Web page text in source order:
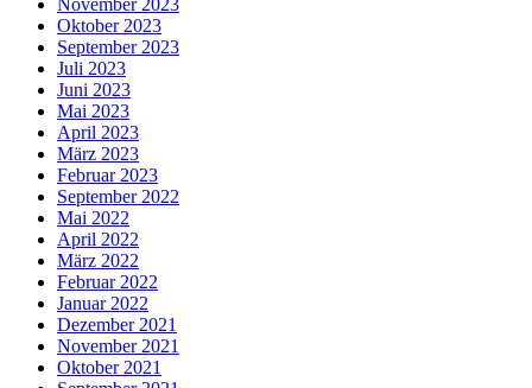
Oktober 2023
September 2023
Juli 2023
Juni 2023
Mai 2023
April 2023
März 2023
Februar 2023
September 2022
Mai 2022
April 2022
März 2022
Februar 2022
Januar 2022
Dezember 2021
November 2021
Oktober 2021